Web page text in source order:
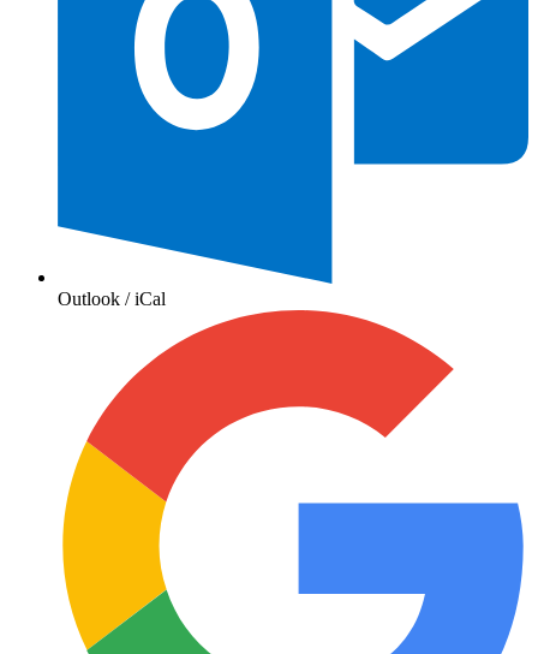
Outlook / iCal